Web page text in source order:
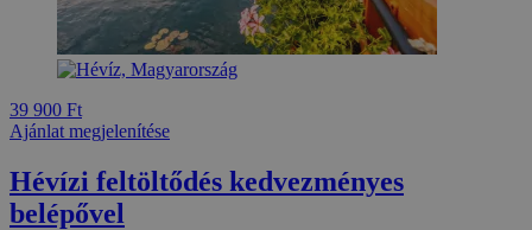
39 900 Ft
Ajánlat megjelenítése
Hévízi feltöltődés kedvezményes
belépővel